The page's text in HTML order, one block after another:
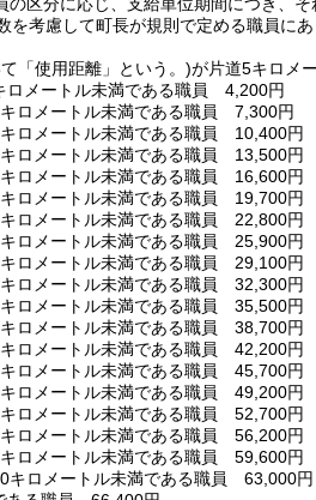
を考慮して町長が規則で定める職員に
「使用距離」という。)が片道5キロメ
ロメートル未満である職員 4,200円
ロメートル未満である職員 7,300円
ロメートル未満である職員 10,400円
ロメートル未満である職員 13,500円
ロメートル未満である職員 16,600円
ロメートル未満である職員 19,700円
ロメートル未満である職員 22,800円
ロメートル未満である職員 25,900円
ロメートル未満である職員 29,100円
ロメートル未満である職員 32,300円
ロメートル未満である職員 35,500円
ロメートル未満である職員 38,700円
ロメートル未満である職員 42,200円
ロメートル未満である職員 45,700円
ロメートル未満である職員 49,200円
ロメートル未満である職員 52,700円
ロメートル未満である職員 56,200円
ロメートル未満である職員 59,600円
キロメートル未満である職員 63,000円